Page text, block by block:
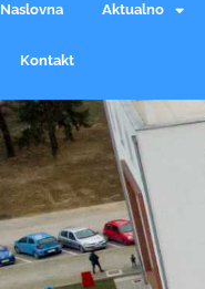
Naslovna Aktualno
Kontakt